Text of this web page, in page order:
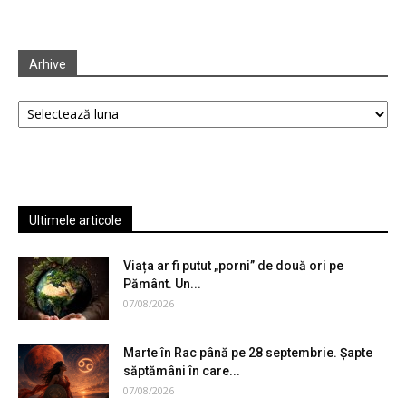
Arhive
Arhive
Ultimele articole
Viața ar fi putut „porni” de două ori pe
Pământ. Un...
07/08/2026
Marte în Rac până pe 28 septembrie. Șapte
săptămâni în care...
07/08/2026